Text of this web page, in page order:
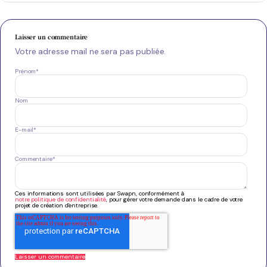
Laisser un commentaire
Votre adresse mail ne sera pas publiée.
Prénom*
Nom
E-mail*
Commentaire*
Ces informations sont utilisées par Swapn, conformément à
notre politique de confidentialité, pour gérer votre demande dans le cadre de votre
projet de création d'entreprise.